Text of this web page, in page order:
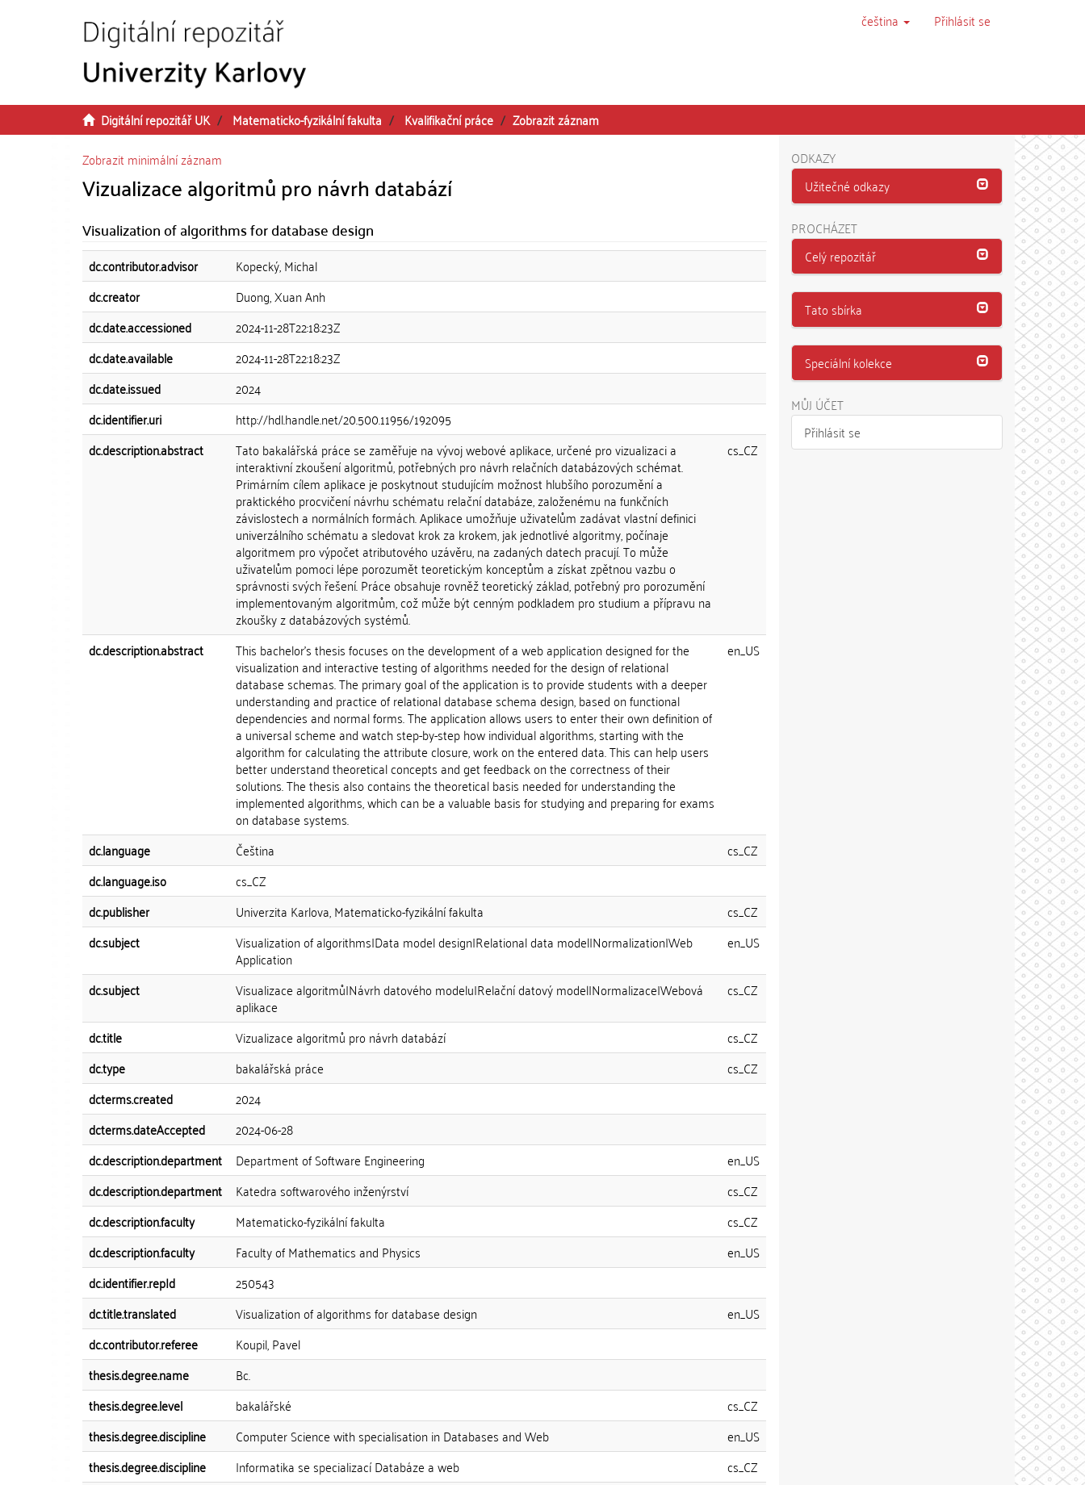
čeština Přihlásit se
Digitální repozitář UK Matematicko-fyzikální fakulta Kvalifikační práce
Zobrazit záznam
Zobrazit minimální záznam
Vizualizace algoritmů pro návrh databází
Visualization of algorithms for database design
dc.contributor.advisor
Kopecký, Michal
dc.creator
Duong, Xuan Anh
dc.date.accessioned
2024-11-28T22:18:23Z
dc.date.available
2024-11-28T22:18:23Z
dc.date.issued
2024
dc.identifier.uri
http://hdl.handle.net/20.500.11956/192095
dc.description.abstract
Tato bakalářská práce se zaměřuje na vývoj webové aplikace, určené pro vizualizaci a
interaktivní zkoušení algoritmů, potřebných pro návrh relačních databázových schémat.
Primárním cílem aplikace je poskytnout studujícím možnost hlubšího porozumění a
praktického procvičení návrhu schématu relační databáze, založenému na funkčních
závislostech a normálních formách. Aplikace umožňuje uživatelům zadávat vlastní definici
univerzálního schématu a sledovat krok za krokem, jak jednotlivé algoritmy, počínaje
algoritmem pro výpočet atributového uzávěru, na zadaných datech pracují. To může
uživatelům pomoci lépe porozumět teoretickým konceptům a získat zpětnou vazbu o
správnosti svých řešení. Práce obsahuje rovněž teoretický základ, potřebný pro porozumění
implementovaným algoritmům, což může být cenným podkladem pro studium a přípravu na
zkoušky z databázových systémů.
cs_CZ
dc.description.abstract This bachelor's thesis focuses on the development of a web application designed for the
visualization and interactive testing of algorithms needed for the design of relational
database schemas. The primary goal of the application is to provide students with a deeper
understanding and practice of relational database schema design, based on functional
dependencies and normal forms. The application allows users to enter their own definition of
a universal scheme and watch step-by-step how individual algorithms, starting with the
algorithm for calculating the attribute closure, work on the entered data. This can help users
better understand theoretical concepts and get feedback on the correctness of their
solutions. The thesis also contains the theoretical basis needed for understanding the
implemented algorithms, which can be a valuable basis for studying and preparing for exams
on database systems.
en_US
dc.language Čeština
cs_CZ
dc.language.iso
cs_CZ
dc.publisher
Univerzita Karlova, Matematicko-fyzikální fakulta
cs_CZ
dc.subject
Visualization of algorithms|Data model design|Relational data model|Normalization|Web
Application
en_US
dc.subject Visualizace algoritmů|Návrh datového modelu|Relační datový model|Normalizace|Webová
aplikace
cs_CZ
dc.title Vizualizace algoritmů pro návrh databází
cs_CZ
dc.type
bakalářská práce
cs_CZ
dcterms.created
2024
dcterms.dateAccepted
2024-06-28
dc.description.department
Department of Software Engineering
en_US
dc.description.department
Katedra softwarového inženýrství
cs_CZ
dc.description.faculty
Matematicko-fyzikální fakulta
cs_CZ
dc.description.faculty
Faculty of Mathematics and Physics
en_US
dc.identifier.repId
250543
dc.title.translated
Visualization of algorithms for database design
en_US
dc.contributor.referee
Koupil, Pavel
thesis.degree.name
Bc.
thesis.degree.level
bakalářské
cs_CZ
thesis.degree.discipline
Computer Science with specialisation in Databases and Web
en_US
thesis.degree.discipline
Informatika se specializací Databáze a web
cs_CZ
ODKAZY
Užitečné odkazy
PROCHÁZET
Celý repozitář
Tato sbírka
Speciální kolekce
MŮJ ÚČET
Přihlásit se